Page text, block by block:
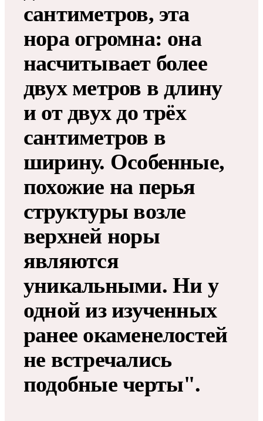
сантиметров, эта
нора огромна: она
насчитывает более
двух метров в длину
и от двух до трёх
сантиметров в
ширину. Особенные,
похожие на перья
структуры возле
верхней норы
являются
уникальными. Ни у
одной из изученных
ранее окаменелостей
не встречались
подобные черты".